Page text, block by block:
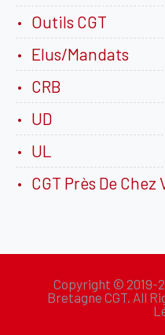
Outils CGT
Elus/Mandats
CRB
UD
UL
CGT Près De Chez
Copyright © 2019-
Bretagne CGT. All